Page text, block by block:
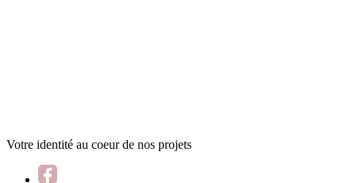
Votre identité au coeur de nos projets